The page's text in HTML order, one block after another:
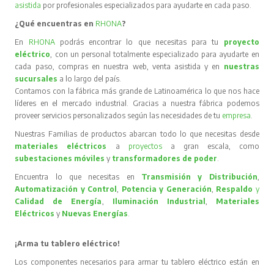
asistida por profesionales especializados para ayudarte en cada paso.
¿Qué encuentras en RHONA?
En RHONA podrás encontrar lo que necesitas para tu proyecto
eléctrico, con un personal totalmente especializado para ayudarte en
cada paso, compras en nuestra web, venta asistida y en nuestras
sucursales a lo largo del país.
Contamos con la fábrica más grande de Latinoamérica lo que nos hace
líderes en el mercado industrial. Gracias a nuestra fábrica podemos
proveer servicios personalizados según las necesidades de tu empresa.
Nuestras Familias de productos abarcan todo lo que necesitas desde
materiales eléctricos
a proyectos
a gran escala, como
subestaciones móvilesy transformadores de poder.
Encuentra lo que necesitas en Transmisión y Distribución,
Automatización y Control, Potencia y Generación, Respaldo y
Calidad de Energía, Iluminación Industrial , Materiales
Eléctricos y Nuevas Energías.
¡Arma tu tablero eléctrico!
Los componentes necesarios para armar tu tablero eléctrico están en